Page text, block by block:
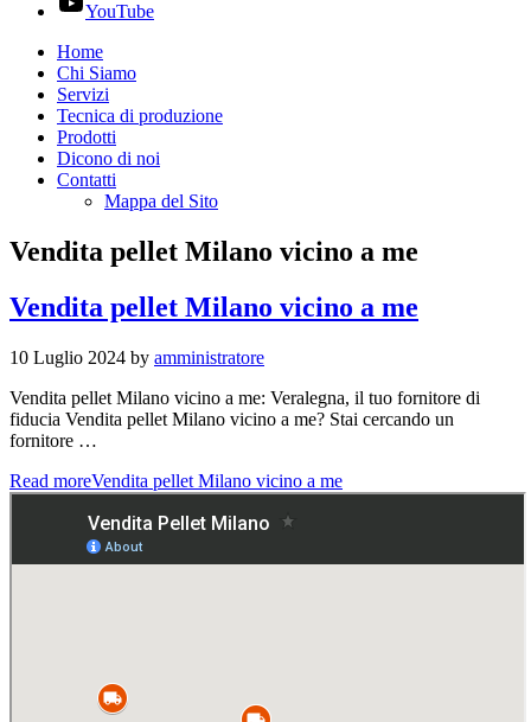
YouTube
Home
Chi Siamo
Servizi
Tecnica di produzione
Prodotti
Dicono di noi
Contatti
Mappa del Sito
Vendita pellet Milano vicino a me
Vendita pellet Milano vicino a me
10 Luglio 2024 by amministratore
Vendita pellet Milano vicino a me: Veralegna, il tuo fornitore di
fiducia Vendita pellet Milano vicino a me? Stai cercando un
fornitore …
Read moreVendita pellet Milano vicino a me